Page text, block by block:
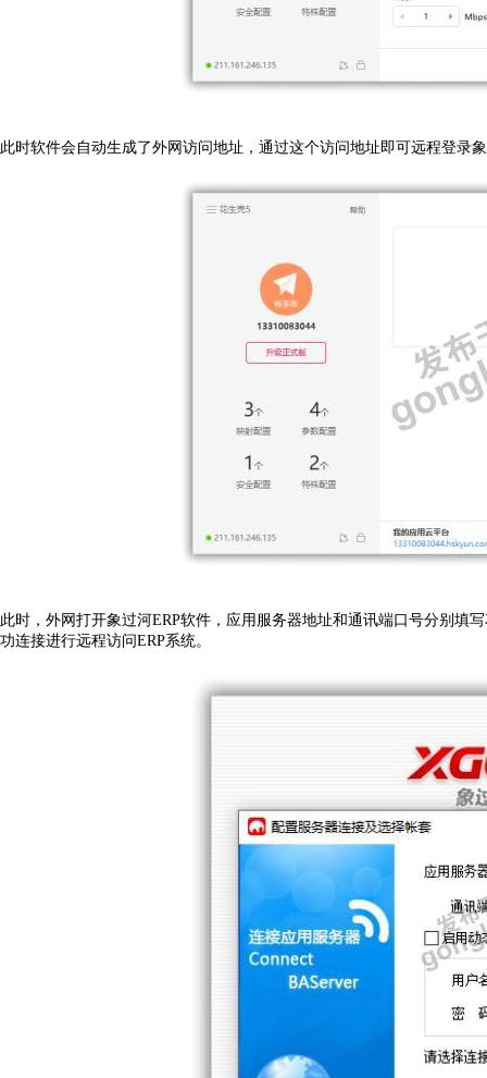
此时软件会自动生成了外网访问地址，通过这个访问地址即可远程登录
此时，外网打开象过河ERP软件 ，应用服务器地址和通讯端口号分别填
功连接进行远程访问ERP系统。